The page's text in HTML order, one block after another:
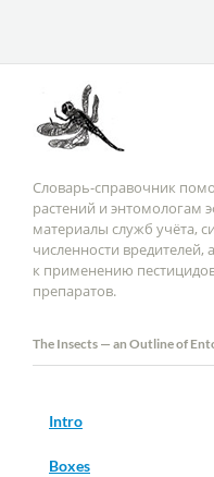
Словарь-справочник
растений и энтомологам
материалы служб учёта,
численности
к применению
препаратов.
The Insects — an Outline of
Intro
Boxes